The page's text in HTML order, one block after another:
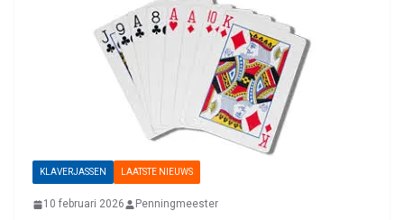
KLAVERJASSEN LAATSTE NIEUWS
10 februari 2026 Penningmeester